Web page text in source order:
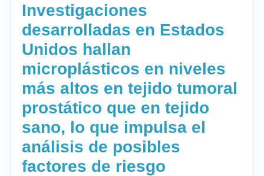
Investigaciones
desarrolladas en Estados
Unidos hallan
microplásticos en niveles
más altos en tejido tumoral
prostático que en tejido
sano, lo que impulsa el
análisis de posibles
factores de riesgo